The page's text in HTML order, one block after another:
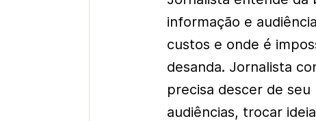
informação e
custos e onde é
desanda. Jornalista
precisa descer de
audiências, trocar